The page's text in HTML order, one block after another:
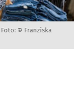
Foto: © Franziska